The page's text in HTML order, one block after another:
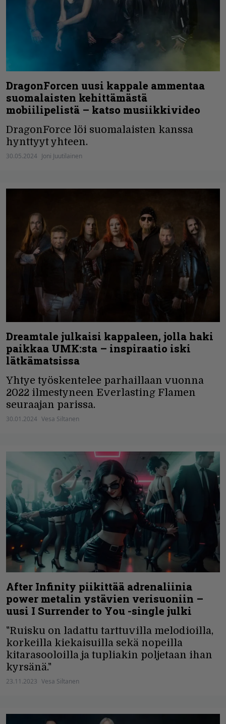
DragonForcen uusi kappale ammentaa
suomalaisten kehittämästä
mobiilipelistä – katso musiikkivideo
DragonForce löi suomalaisten kanssa
hynttyyt yhteen.
30.05.2024 Joni Juutilainen
Dreamtale julkaisi kappaleen, jolla haki
paikkaa UMK:sta – inspiraatio iski
lätkämatsissa
Yhtye työskentelee parhaillaan vuonna
2022 ilmestyneen Everlasting Flamen
seuraajan parissa.
30.01.2024 Vesa Siltanen
After Infinity piikittää adrenaliinia
power metalin ystävien verisuoniin –
uusi I Surrender to You -single julki
"Ruisku on ladattu tarttuvilla melodioilla,
korkeilla kiekaisuilla sekä nopeilla
kitarasooloilla ja tupliakin poljetaan ihan
kyrsänä."
23.11.2023 Vesa Siltanen